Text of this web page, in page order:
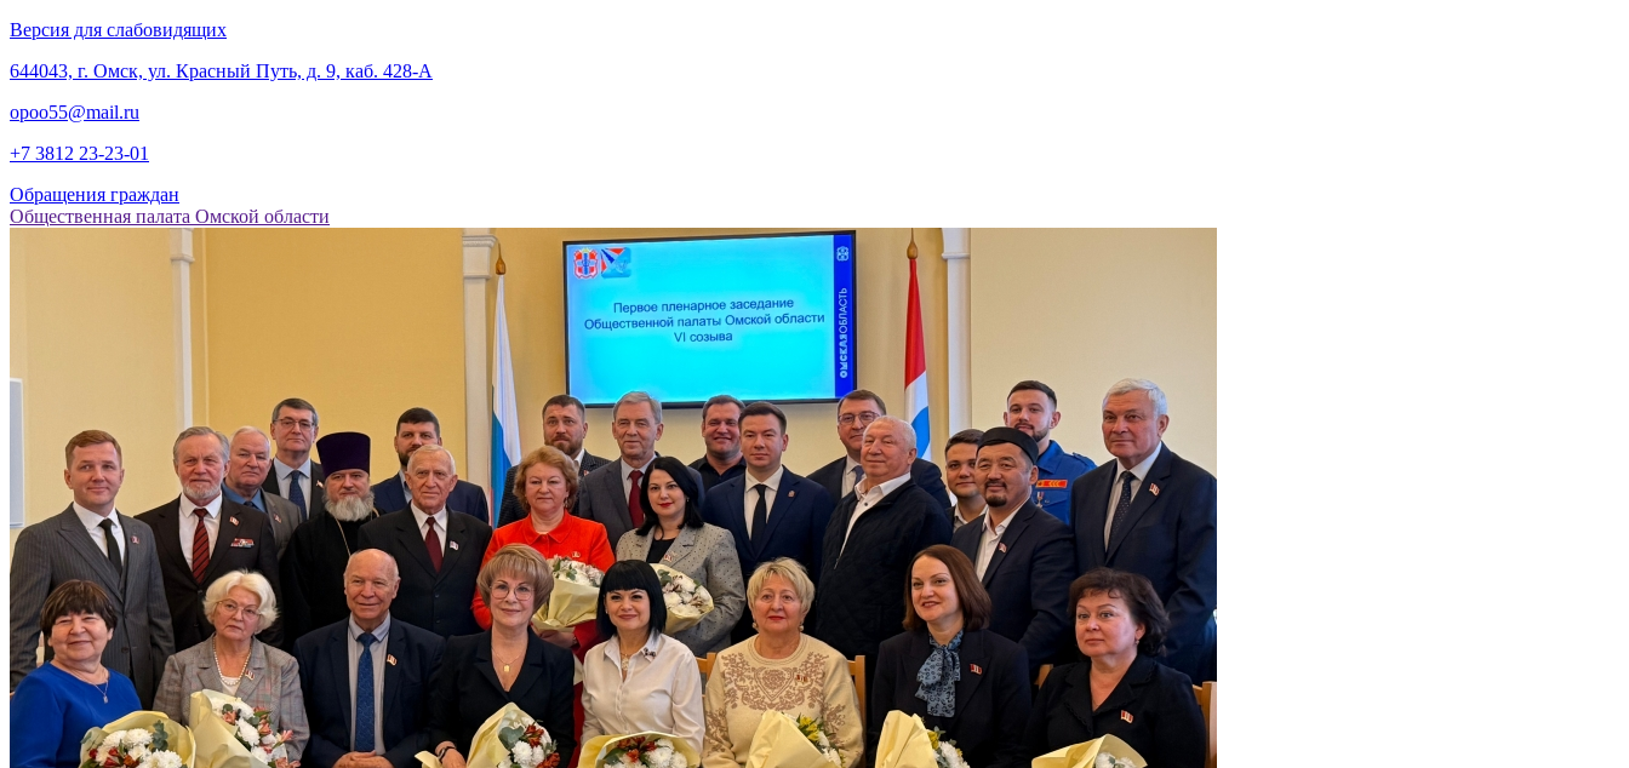
Версия для слабовидящих
‎644043, г. Омск, ул. Красный Путь, д. 9, каб. 428-А
opoo55@mail.ru
+7 3812 23-23-01
Обращения граждан
Общественная палата Омской области